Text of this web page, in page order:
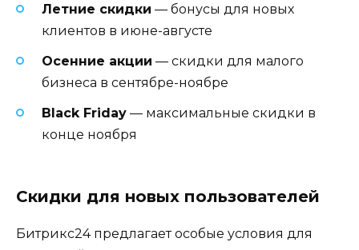
Летние скидки — бонусы для новых
клиентов в июне-августе
Осенние акции — скидки для малого
бизнеса в сентябре-ноябре
Black Friday — максимальные скидки в
конце ноября
Скидки для новых пользователей
Битрикс24 предлагает особые условия для